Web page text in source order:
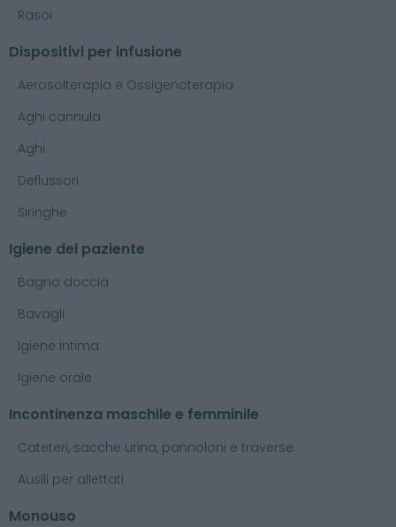
Rasoi
Dispositivi per infusione
Aerosolterapia e Ossigenoterapia
Aghi cannula
Aghi
Deflussori
Siringhe
Igiene del paziente
Bagno doccia
Bavagli
Igiene intima
Igiene orale
Incontinenza maschile e femminile
Cateteri, sacche urina, pannoloni e traverse
Ausili per allettati
Monouso